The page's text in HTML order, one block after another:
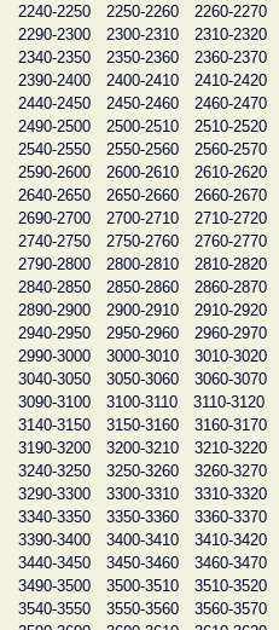
2240-2250
2250-2260 2260-2270
2290-2300
2300-2310 2310-2320
2340-2350
2350-2360 2360-2370
2390-2400
2400-2410 2410-2420
2440-2450
2450-2460 2460-2470
2490-2500
2500-2510 2510-2520
2540-2550
2550-2560 2560-2570
2590-2600
2600-2610 2610-2620
2640-2650
2650-2660 2660-2670
2690-2700
2700-2710 2710-2720
2740-2750
2750-2760 2760-2770
2790-2800
2800-2810 2810-2820
2840-2850
2850-2860 2860-2870
2890-2900
2900-2910 2910-2920
2940-2950
2950-2960 2960-2970
2990-3000
3000-3010 3010-3020
3040-3050
3050-3060 3060-3070
3090-3100
3100-3110 3110-3120
3140-3150
3150-3160 3160-3170
3190-3200
3200-3210 3210-3220
3240-3250
3250-3260 3260-3270
3290-3300
3300-3310 3310-3320
3340-3350
3350-3360 3360-3370
3390-3400
3400-3410 3410-3420
3440-3450
3450-3460 3460-3470
3490-3500
3500-3510 3510-3520
3540-3550
3550-3560 3560-3570